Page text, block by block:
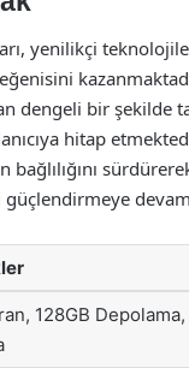
yenilikçi
dengeli bir şekilde
hitap
güçlendirmeye
128GB